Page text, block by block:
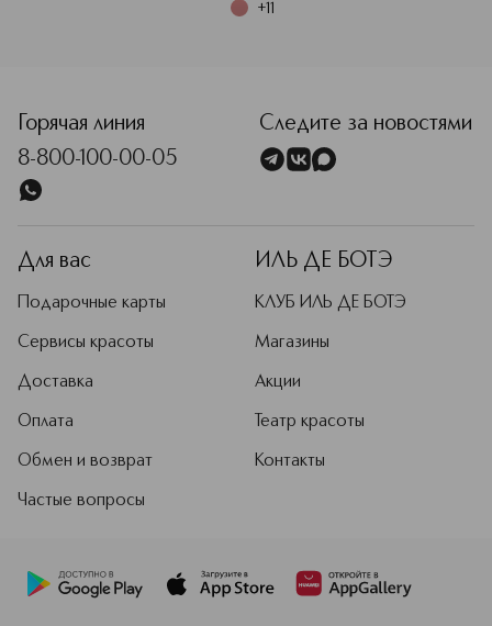
+11
Горячая линия
8-800-100-00-05
Следите за новостями
Для вас
Подарочные карты
Сервисы красоты
Доставка
Оплата
Обмен и возврат
Частые вопросы
ИЛЬ ДЕ БОТЭ
КЛУБ ИЛЬ ДЕ БОТЭ
Магазины
Акции
Театр красоты
Контакты